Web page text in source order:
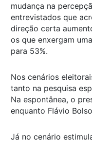
mudança na
entrevistados que
direção certa
os que enxergam
para 53%.
Nos cenários
tanto na pesquisa
Na espontânea, o
enquanto Flávio
Já no cenário